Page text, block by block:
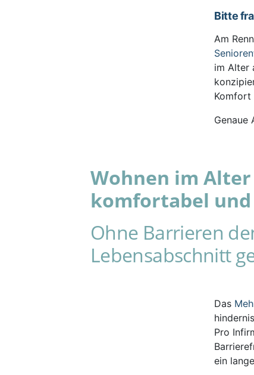
Bitte
Am
im Alter
Komfort
Genaue
Wohnen im
komfortabel
Ohne Barrieren
Lebensabschnitt
Das
Pro
ein